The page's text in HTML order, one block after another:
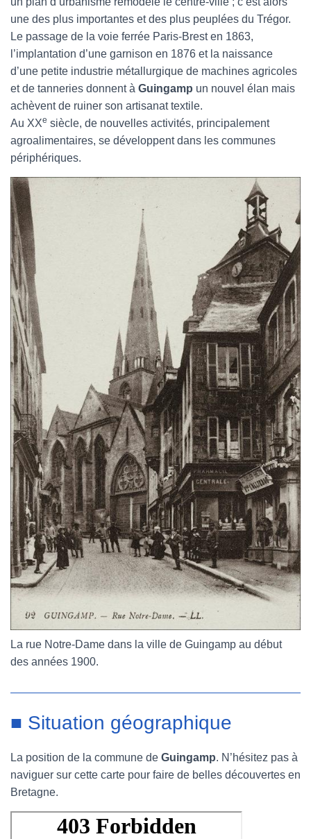
une des plus importantes et des plus peuplées du Trégor.
Le passage de la voie ferrée Paris-Brest en 1863,
l’implantation d’une garnison en 1876 et la naissance
d’une petite industrie métallurgique de machines agricoles
et de tanneries donnent à Guingamp un nouvel élan mais
achèvent de ruiner son artisanat textile.
Au XXe siècle, de nouvelles activités, principalement
agroalimentaires, se développent dans les communes
périphériques.
La rue Notre-Dame dans la ville de Guingamp au début
des années 1900.
■ Situation géographique
La position de la commune de Guingamp. N’hésitez pas à
naviguer sur cette carte pour faire de belles découvertes en
Bretagne.